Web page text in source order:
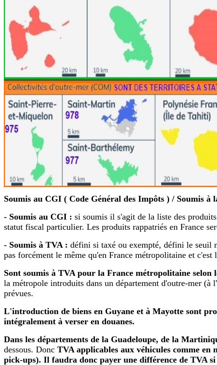
Soumis au CGI ( Code Général des Impôts ) / Soumis
- Soumis au CGI : si soumis il s'agit de la liste des
statut fiscal particulier. Les produits rappatriés en France
- Soumis à TVA : défini si taxé ou exempté, défini le seuil
pas forcément le même qu'en France métropolitaine et c'est
Sont soumis à TVA pour la France métropolitaine
la métropole introduits dans un département d'outre-mer (à
prévues.
L'introduction de biens en Guyane et à Mayotte sont
intégralement à verser en douanes.
Dans les départements de la Guadeloupe, de la
dessous. Donc TVA applicables aux véhicules comme
pick-ups). Il faudra donc payer une différence de TVA